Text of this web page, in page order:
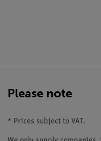
Please note
* Prices subject to VAT.